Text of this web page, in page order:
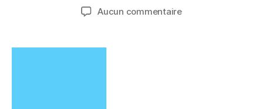
l’article
Aucun commentairesur